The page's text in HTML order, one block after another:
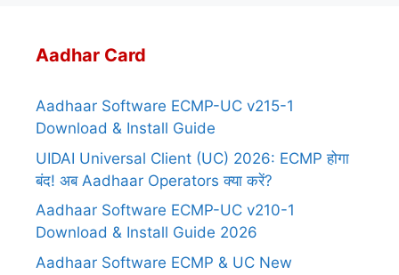
Aadhar Card
Aadhaar Software ECMP-UC v215-1
Download & Install Guide
UIDAI Universal Client (UC) 2026: ECMP होगा
बंद! अब Aadhaar Operators क्या करें?
Aadhaar Software ECMP-UC v210-1
Download & Install Guide 2026
Aadhaar Software ECMP & UC New